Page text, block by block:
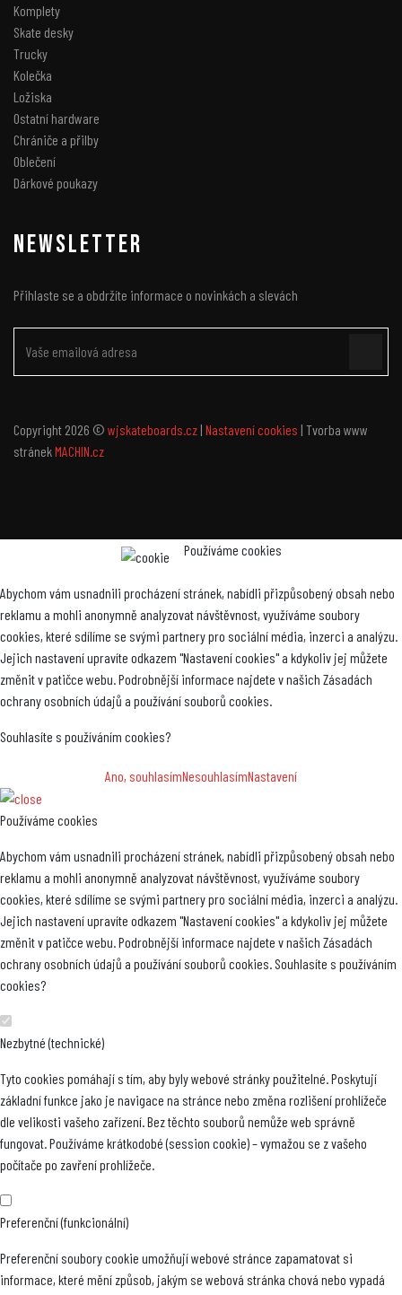
Komplety
Skate desky
Trucky
Kolečka
Ložiska
Ostatní hardware
Chrániče a přilby
Oblečení
Dárkové poukazy
NEWSLETTER
Přihlaste se a obdržíte informace o novinkách a slevách
Copyright 2026 © wjskateboards.cz | Nastavení cookies | Tvorba www
stránekMACHIN.cz
Používáme cookies
Abychom vám usnadnili procházení stránek, nabídli přizpůsobený obsah nebo
reklamu a mohli anonymně analyzovat návštěvnost, využíváme soubory
cookies, které sdílíme se svými partnery pro sociální média, inzerci a analýzu.
Jejich nastavení upravíte odkazem "Nastavení cookies" a kdykoliv jej můžete
změnit v patičce webu. Podrobnější informace najdete v našich Zásadách
ochrany osobních údajů a používání souborů cookies.
Souhlasíte s používáním cookies?
Ano, souhlasímNesouhlasímNastavení
Používáme cookies
Abychom vám usnadnili procházení stránek, nabídli přizpůsobený obsah nebo
reklamu a mohli anonymně analyzovat návštěvnost, využíváme soubory
cookies, které sdílíme se svými partnery pro sociální média, inzerci a analýzu.
Jejich nastavení upravíte odkazem "Nastavení cookies" a kdykoliv jej můžete
změnit v patičce webu. Podrobnější informace najdete v našich Zásadách
ochrany osobních údajů a používání souborů cookies. Souhlasíte s používáním
cookies?
Nezbytné (technické)
Tyto cookies pomáhají s tím, aby byly webové stránky použitelné. Poskytují
základní funkce jako je navigace na stránce nebo změna rozlišení prohlížeče
dle velikosti vašeho zařízení. Bez těchto souborů nemůže web správně
fungovat. Používáme krátkodobé (session cookie) – vymažou se z vašeho
počítače po zavření prohlížeče.
Preferenční (funkcionální)
Preferenční soubory cookie umožňují webové stránce zapamatovat si
informace, které mění způsob, jakým se webová stránka chová nebo vypadá